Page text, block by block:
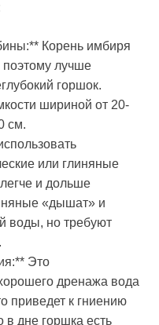
Корень имбиря
поэтому лучше
горшок.
шириной от 20-
см.
или глиняные
и дольше
«дышат» и
воды, но требуют
Это
дренажа вода
приведет к гниению
в дне горшка есть